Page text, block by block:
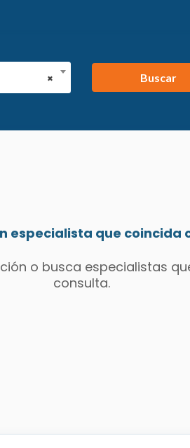
×
Buscar
especialista que coincida
o busca especialistas
consulta.